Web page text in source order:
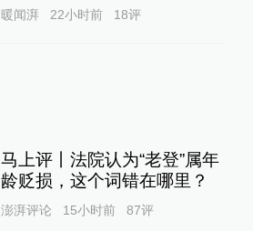
暖闻湃 22小时前 18评
马上评丨法院认为“老登”属年
龄贬损，这个词错在哪里？
澎湃评论 15小时前 87评